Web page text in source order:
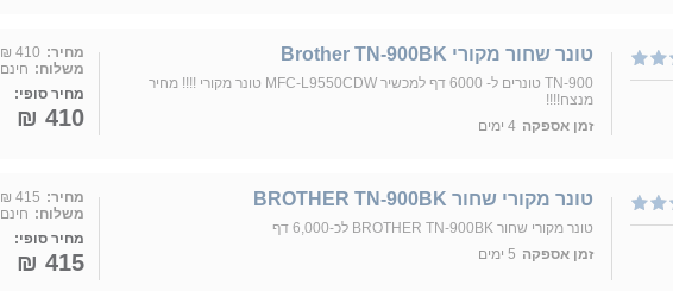
טונר שחור מקורי Brother TN-900BK
TN-900 טונרים ל- 6000 דף למכשיר MFC-L9550CDW טונר מקורי !!!! מחיר
מנצח!!!!
זמן אספקה 4 ימים
מחיר: 410 ₪
משלוח: חינם
מחיר סופי:
410 ₪
טונר מקורי שחור BROTHER TN-900BK
טונר מקורי שחור BROTHER TN-900BK לכ-6,000 דף
זמן אספקה 5 ימים
מחיר: 415 ₪
משלוח: חינם
מחיר סופי:
415 ₪